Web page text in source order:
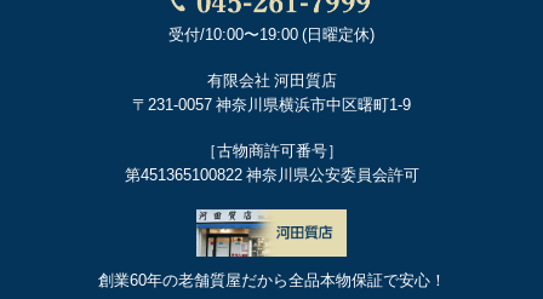
受付/10:00〜19:00 (日曜定休)
有限会社 河田質店
〒231-0057 神奈川県横浜市中区曙町1-9
［古物商許可番号］
第451365100822 神奈川県公安委員会許可
創業60年の老舗質屋だから全品本物保証で安心！